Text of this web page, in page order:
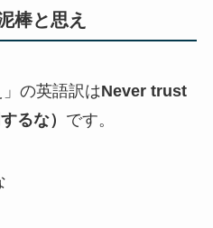
棒と思え
」の英語訳はNever trust
るな） です。